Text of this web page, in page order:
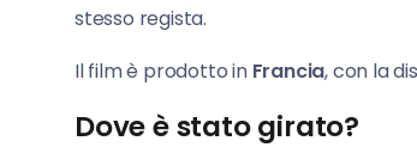
stesso regista.
Il film è prodotto in Francia, con la
Dove è stato girato?